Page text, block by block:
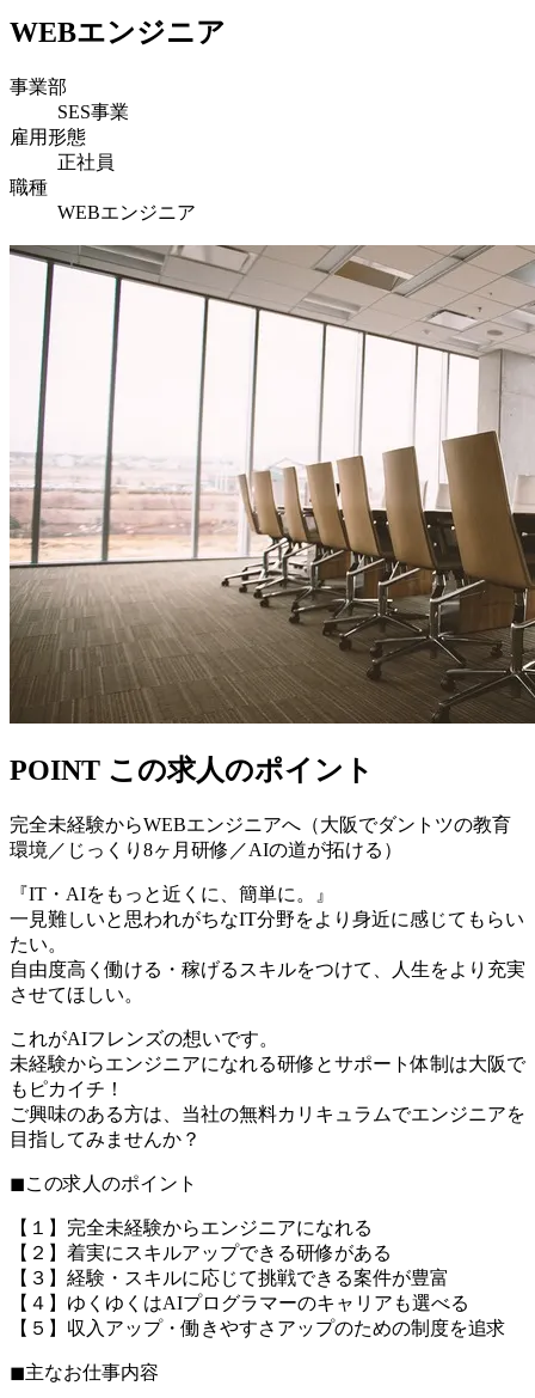
WEBエンジニア
事業部
SES事業
雇用形態
正社員
職種
WEBエンジニア
POINT この求人のポイント
完全未経験からWEBエンジニアへ（大阪でダントツの教育
環境／じっくり8ヶ月研修／AIの道が拓ける）
『IT・AIをもっと近くに、簡単に。』
一見難しいと思われがちなIT分野をより身近に感じてもらい
たい。
自由度高く働ける・稼げるスキルをつけて、人生をより充実
させてほしい。
これがAIフレンズの想いです。
未経験からエンジニアになれる研修とサポート体制は大阪で
もピカイチ！
ご興味のある方は、当社の無料カリキュラムでエンジニアを
目指してみませんか？
◼︎この求人のポイント
【１】完全未経験からエンジニアになれる
【２】着実にスキルアップできる研修がある
【３】経験・スキルに応じて挑戦できる案件が豊富
【４】ゆくゆくはAIプログラマーのキャリアも選べる
【５】収入アップ・働きやすさアップのための制度を追求
◼︎主なお仕事内容